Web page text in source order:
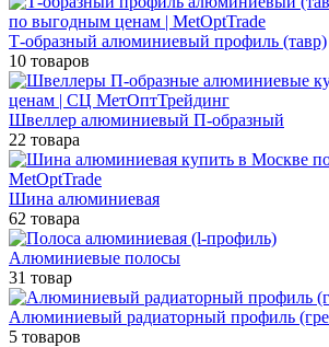
Т-образный алюминиевый профиль (тавр)
10 товаров
Швеллер алюминиевый П-образный
22 товара
Шина алюминиевая
62 товара
Алюминиевые полосы
31 товар
Алюминиевый радиаторный профиль
5 товаров